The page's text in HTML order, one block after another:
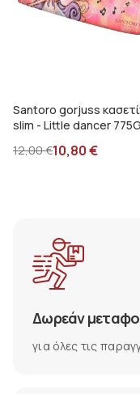
Santoro gorjuss
slim - Little dancer
12,00€10,80€
Δωρεάν
για όλες τις